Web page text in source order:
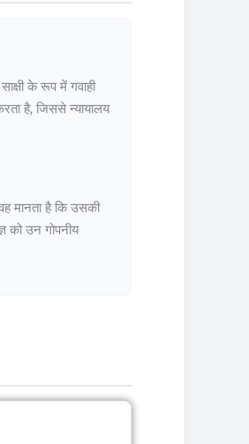
के रूप में गवाही
है, जिससे न्यायालय
मानता है कि उसकी
को उन गोपनीय